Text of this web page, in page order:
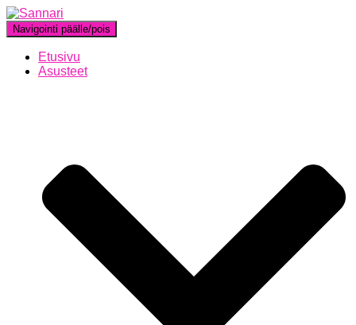
Navigointi päälle/pois
Etusivu
Asusteet